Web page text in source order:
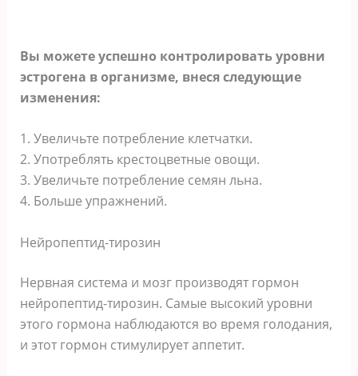
Вы можете успешно контролировать уровни
эстрогена в организме, внеся следующие
изменения:
1. Увеличьте потребление клетчатки.
2. Употреблять крестоцветные овощи.
3. Увеличьте потребление семян льна.
4. Больше упражнений.
Нейропептид-тирозин
Нервная система и мозг производят гормон
нейропептид-тирозин. Самые высокий уровни
этого гормона наблюдаются во время голодания,
и этот гормон стимулирует аппетит.